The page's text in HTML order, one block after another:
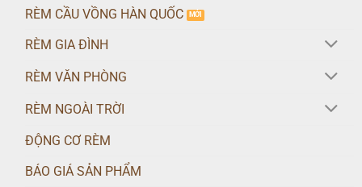
RÈM CẦU VỒNG HÀN QUỐC
RÈM GIA ĐÌNH
RÈM VĂN PHÒNG
RÈM NGOÀI TRỜI
ĐỘNG CƠ RÈM
BÁO GIÁ SẢN PHẨM